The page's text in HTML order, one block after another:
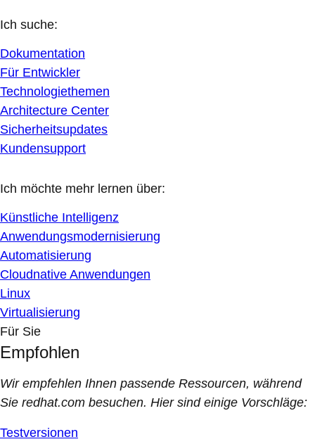
Ich suche:
Dokumentation
Für Entwickler
Technologiethemen
Architecture Center
Sicherheitsupdates
Kundensupport
Ich möchte mehr lernen über:
Künstliche Intelligenz
Anwendungsmodernisierung
Automatisierung
Cloudnative Anwendungen
Linux
Virtualisierung
Für Sie
Empfohlen
Wir empfehlen Ihnen passende Ressourcen, während
Sie redhat.com besuchen. Hier sind einige Vorschläge:
Testversionen